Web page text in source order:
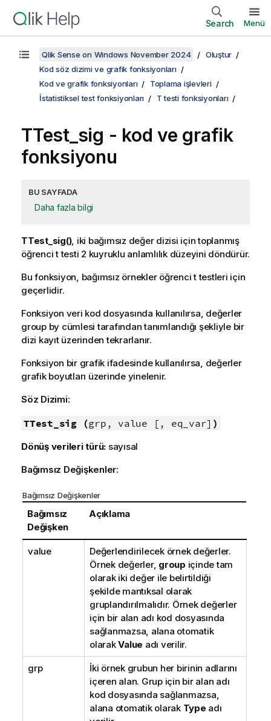
Search Menü
Qlik Sense on Windows November 2024
Oluştur
Kod söz dizimi ve grafik fonksiyonları
Kod ve grafik fonksiyonları
Toplama işlevleri
İstatistiksel test fonksiyonları
T testi fonksiyonları
TTest_sig - kod ve grafik
fonksiyonu
BU SAYFADA
Daha fazla bilgi
TTest_sig(), iki bağımsız değer dizisi için toplanmış
öğrenci t testi 2 kuyruklu anlamlılık düzeyini döndürür.
Bu fonksiyon, bağımsız örnekler öğrenci t testleri için
geçerlidir.
Fonksiyon veri kod dosyasında kullanılırsa, değerler
group by cümlesi tarafından tanımlandığı şekliyle bir
dizi kayıt üzerinden tekrarlanır.
Fonksiyon bir grafik ifadesinde kullanılırsa, değerler
grafik boyutları üzerinde yinelenir.
Söz Dizimi:
TTest_sig (grp, value [, eq_var] )
Dönüş verileri türü: sayısal
Bağımsız Değişkenler:
Bağımsız Değişkenler
Bağımsız
Değişken
Açıklama
value
Değerlendirilecek örnek değerler.
Örnek değerler, group içinde tam
olarak iki değer ile belirtildiği
şekilde mantıksal olarak
gruplandırılmalıdır. Örnek değerler
için bir alan adı kod dosyasında
sağlanmazsa, alana otomatik
olarakValue adı verilir.
grp
İki örnek grubun her birinin adlarını
içeren alan. Grup için bir alan adı
kod dosyasında sağlanmazsa,
alana otomatik olarak Type adı